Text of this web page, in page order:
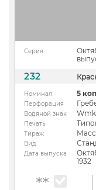
Серия
232
Номинал 5
Перфорация
Водяной знак Wmk
Печать
Тираж
Вид
Дата выпуска
1932